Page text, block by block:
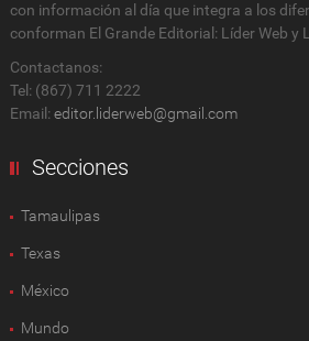
con información al día que integra a los
conforman El Grande Editorial: Líder Web y
Contactanos:
Tel: (867) 711 2222
Email: editor.liderweb@gmail.com
Secciones
Tamaulipas
Texas
México
Mundo